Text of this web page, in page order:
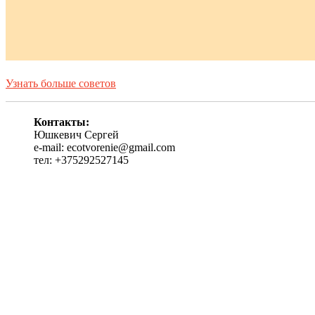
Узнать больше советов
Контакты:
Юшкевич Сергей
e-mail: ecotvorenie@gmail.com
тел: +375292527145